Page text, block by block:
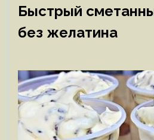
Быстрый
без желатина